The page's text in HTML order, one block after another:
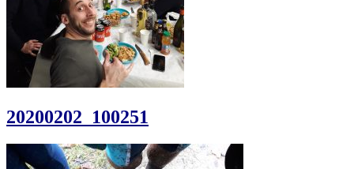
20200202_100251